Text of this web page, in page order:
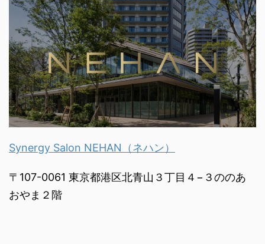
Synergy Salon NEHAN（ネハン）
〒107-0061 東京都港区北青山３丁目４−３ののあ
おやま２階